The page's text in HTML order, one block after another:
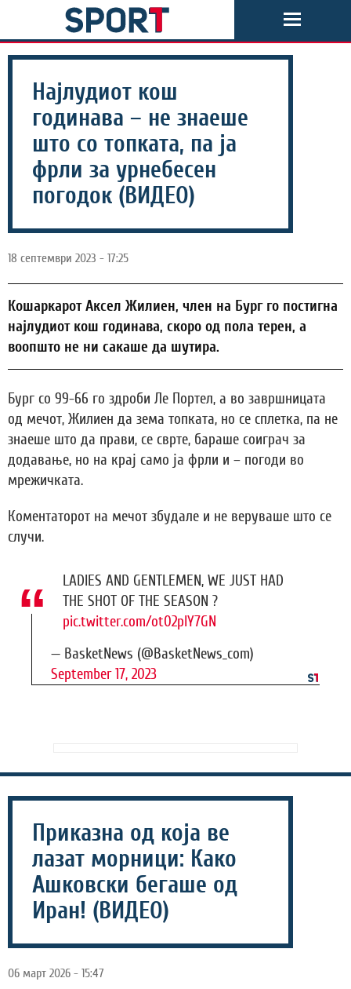
Најлудиот кош
годинава – не знаеше
што со топката, па ја
фрли за урнебесен
погодок (ВИДЕО)
18 септември 2023 - 17:25
Кошаркарот Аксел Жилиен, член на Бург го постигна
најлудиот кош годинава, скоро од пола терен, а
воопшто не ни сакаше да шутира.
Бург со 99-66 го здроби Ле Портел, а во завршницата
од мечот, Жилиен да зема топката, но се сплетка, па не
знаеше што да прави, се сврте, бараше соиграч за
додавање, но на крај само ја фрли и – погоди во
мрежичката.
Коментаторот на мечот збудале и не веруваше што се
случи.
LADIES AND GENTLEMEN, WE JUST HAD
THE SHOT OF THE SEASON ?
pic.twitter.com/ot02plY7GN
— BasketNews (@BasketNews_com)
September 17, 2023
Приказна од која ве
лазат морници: Како
Ашковски бегаше од
Иран! (ВИДЕО)
06 март 2026 - 15:47